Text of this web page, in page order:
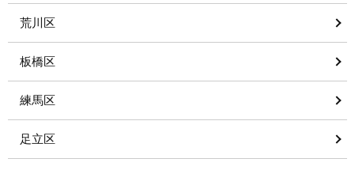
荒川区
板橋区
練馬区
足立区